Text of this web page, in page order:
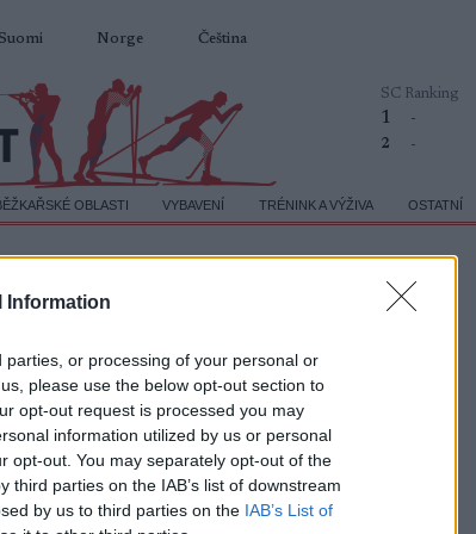
Information
or processing of your personal or
please use the below opt-out section to
opt-out request is processed you may
information utilized by us or personal
opt-out. You may separately opt-out of the
parties on the IAB’s list of downstream
by us to third parties on the IAB’s List of
Suomi Norge Čeština
SC Ranking
1 -
2
-
OBLASTI VYBAVENÍ TRÉNINK A VÝŽIVA OSTATNÍ